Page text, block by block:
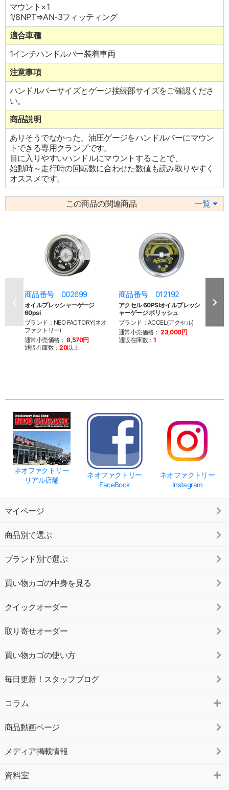
マウント×1
1/8NPT⇒AN-3フィッティング
適合車種
1インチハンドルバー装着車両
注意事項
ハンドルバーサイズとゲージ接続部サイズをご確認くださ
い。
商品説明
ありそうでなかった、油圧ゲージをハンドルバーにマウン
トできる専用クランプです。
目に入りやすいハンドルにマウントすることで、
始動時～走行時の回転数に合わせた数値も読み取りやすく
オススメです。
この商品の関連商品 一覧
商品番号 002699
オイルプレッシャーゲージ
60psi
ブランド：NEO FACTORY(ネオ
ファクトリー)
通常小売価格： 8,570円
通販在庫数：20以上
商品番号 012192
アクセル 60PSIオイルプレッシ
ャーゲージ ポリッシュ
ブランド：ACCEL(アクセル)
通常小売価格： 23,000円
通販在庫数：1
リモ
ネオファクトリー
リアル店舗
ネオファクトリー
FaceBook
ネオファクトリー
Instagram
マイページ
商品別で選ぶ
ブランド別で選ぶ
買い物カゴの中身を見る
クイックオーダー
取り寄せオーダー
買い物カゴの使い方
毎日更新！スタッフブログ
コラム
商品動画ページ
メディア掲載情報
資料室